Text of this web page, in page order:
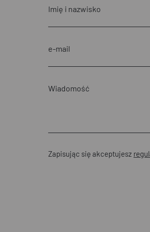
Zapisując się akceptujesz